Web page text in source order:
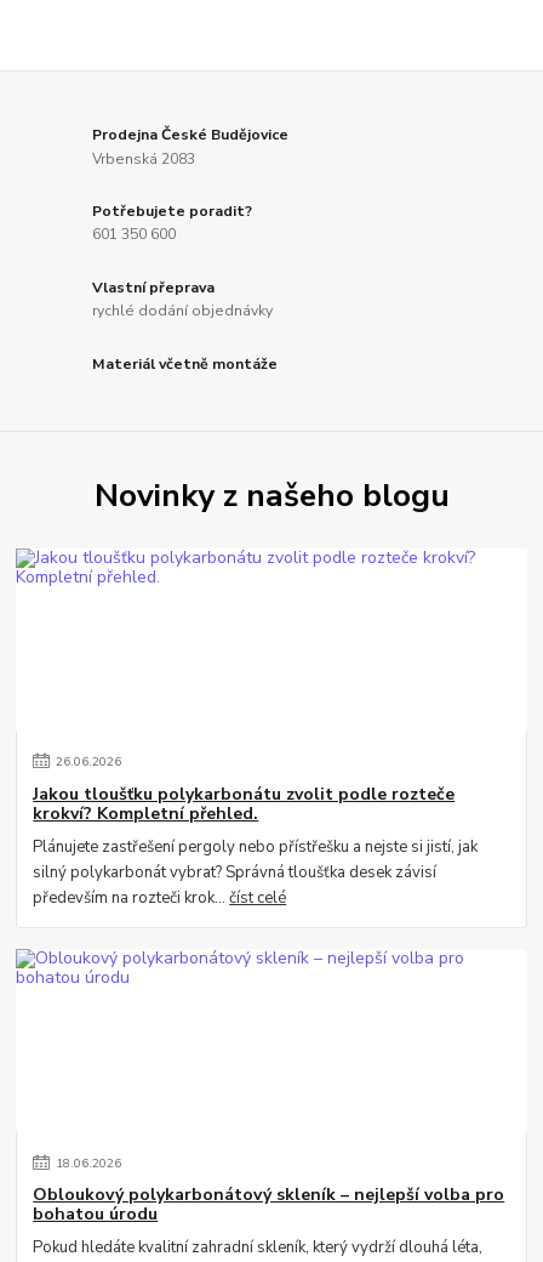
Prodejna České Budějovice
Vrbenská 2083
Potřebujete poradit?
601 350 600
Vlastní přeprava
rychlé dodání objednávky
Materiál včetně montáže
Novinky z našeho blogu
26.06.2026
Jakou tloušťku polykarbonátu zvolit podle rozteče
krokví? Kompletní přehled.
Plánujete zastřešení pergoly nebo přístřešku a nejste si jistí, jak
silný polykarbonát vybrat? Správná tloušťka desek závisí
především na rozteči krok...číst celé
18.06.2026
Obloukový polykarbonátový skleník – nejlepší volba pro
bohatou úrodu
Pokud hledáte kvalitní zahradní skleník, který vydrží dlouhá léta,